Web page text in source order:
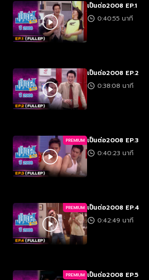
เป็นต่อ2008 EP.1
0:40:55 นาที
เป็นต่อ2008 EP.2
0:38:08 นาที
PREMIUM เป็นต่อ2008 EP.3
0:40:23 นาที
PREMIUM เป็นต่อ2008 EP.4
0:42:49 นาที
PREMIUM เป็นต่อ2008 EP.5